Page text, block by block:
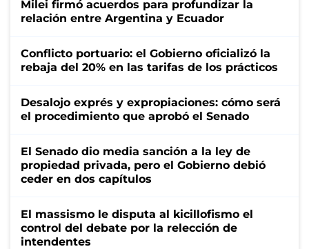
Milei firmó acuerdos para profundizar la
relación entre Argentina y Ecuador
Conflicto portuario: el Gobierno oficializó la
rebaja del 20% en las tarifas de los prácticos
Desalojo exprés y expropiaciones: cómo será
el procedimiento que aprobó el Senado
El Senado dio media sanción a la ley de
propiedad privada, pero el Gobierno debió
ceder en dos capítulos
El massismo le disputa al kicillofismo el
control del debate por la relección de
intendentes